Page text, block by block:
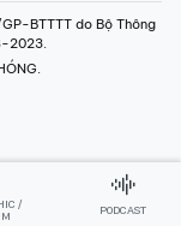
BTTTT do Bộ Thông
2023.
/
PODCAST